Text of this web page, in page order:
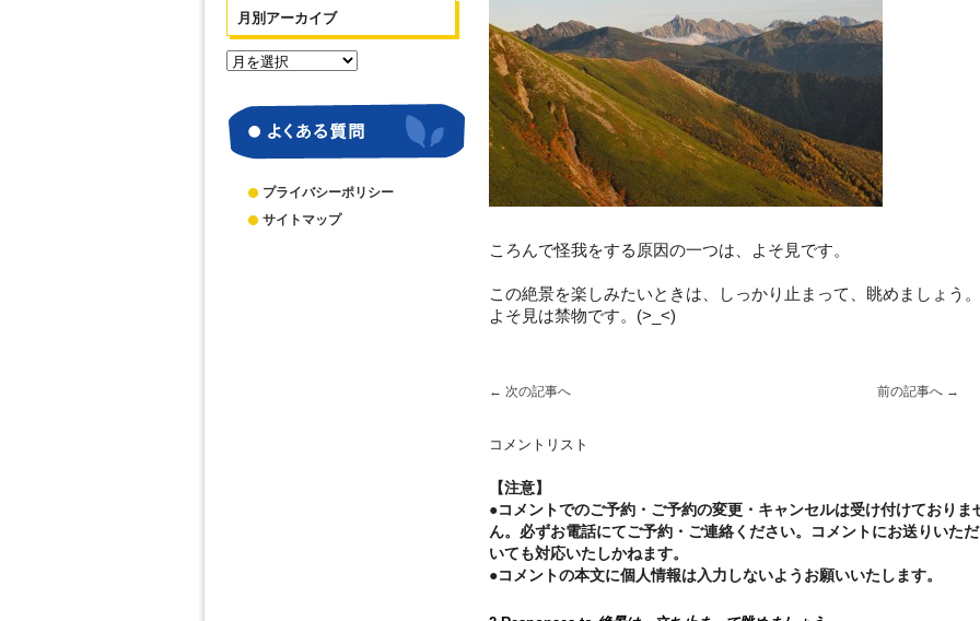
ころんで怪我をする原因の一つは、よそ見です。
この絶景を楽しみたいときは、しっかり止まって、眺めましょう。
よそ見は禁物です。(>_<)
前の記事へ →
← 次の記事へ
コメントリスト
【注意】
●コメントでのご予約・ご予約の変更・キャンセルは受け付けておりま
ん。必ずお電話にてご予約・ご連絡ください。コメントにお送りいただ
いても対応いたしかねます。
●コメントの本文に個人情報は入力しないようお願いいたします。
月別アーカイブ
月
ー
カ
プライバシーポリシー
サイトマップ